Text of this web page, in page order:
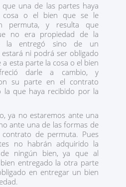
que una de las partes haya
cosa o el bien que se le
permuta, y resulta que
no era propiedad de la
la entregó sino de un
ni podrá ser obligado
a esta parte la cosa o el bien
darle a cambio, y
su parte en el contrato
la que haya recibido por la
ya no estaremos ante una
ante una de las formas de
de permuta. Pues
no habrán adquirido la
ningún bien, ya que al
entregado la otra parte
en entregar un bien